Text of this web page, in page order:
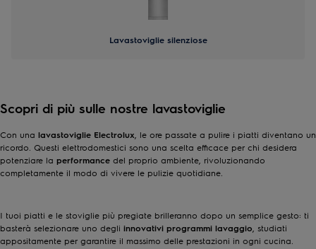
Lavastoviglie silenziose
Scopri di più sulle nostre lavastoviglie
Con una lavastoviglie Electrolux, le ore passate a pulire i piatti diventano un
ricordo. Questi elettrodomestici sono una scelta efficace per chi desidera
potenziare la performance del proprio ambiente, rivoluzionando
completamente il modo di vivere le pulizie quotidiane.
I tuoi piatti e le stoviglie più pregiate brilleranno dopo un semplice gesto: ti
basterà selezionare uno degli innovativi programmi lavaggio, studiati
appositamente per garantire il massimo delle prestazioni in ogni cucina.